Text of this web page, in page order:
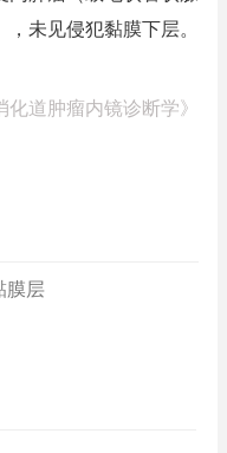
未见侵犯黏膜下层。
化道肿瘤内镜诊断学》
层